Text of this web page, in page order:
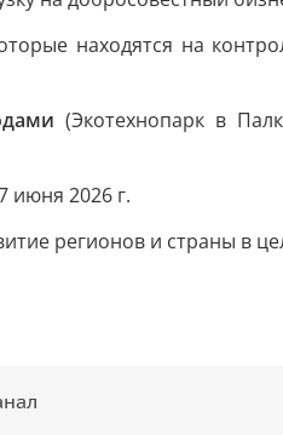
находятся на
(Экотехнопарк в
июня 2026 г.
регионов и страны в